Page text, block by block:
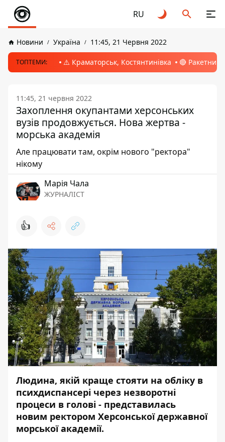
RU
Новини Україна 11:45, 21 Червня 2022
ТОПТЕМИ: ⚠️ Краматорськ, Костянтинівка 🔴 Ракетний
11:45, 21 червня 2022
Захоплення окупантами херсонських
вузів продовжується. Нова жертва -
морська академія
Але працювати там, окрім нового "ректора"
нікому
Марія Чала
ЖУРНАЛІСТ
👍
Людина, якій краще стояти на обліку в
психдиспансері через незворотні
процеси в голові - представилась
новим ректором Херсонської державної
морської академії.